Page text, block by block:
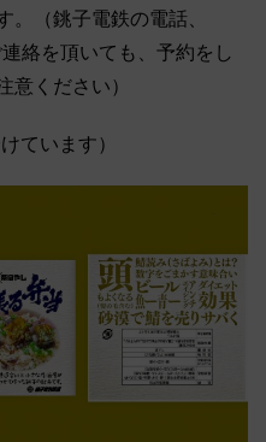
。（銚子電鉄の電話、
絡を頂いても、予約をし
意ください）
ています）